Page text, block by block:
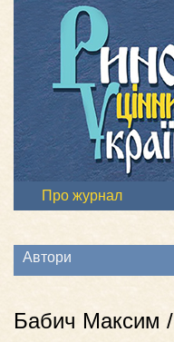
Про журнал
Автори
Бабич Максим /